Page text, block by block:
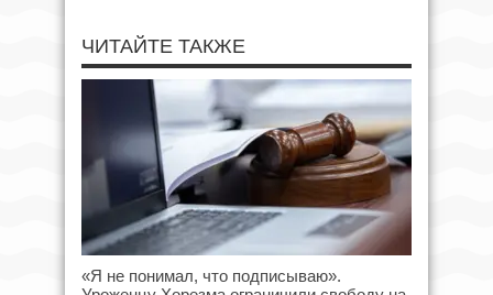
ЧИТАЙТЕ ТАКЖЕ
«Я не понимал, что подписываю».